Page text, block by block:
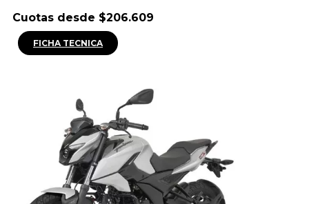
Cuotas desde $206.609
FICHA TECNICA